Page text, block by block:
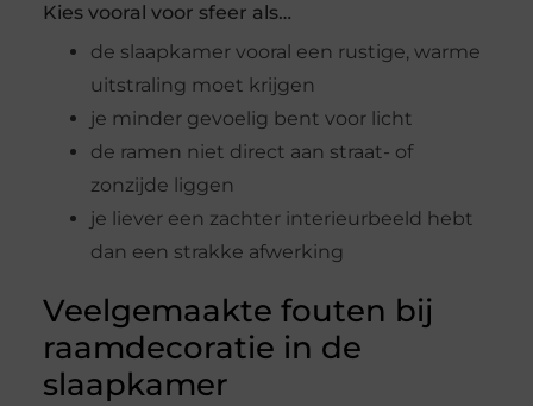
Kies vooral voor sfeer als…
de slaapkamer vooral een rustige, warme
uitstraling moet krijgen
je minder gevoelig bent voor licht
de ramen niet direct aan straat- of
zonzijde liggen
je liever een zachter interieurbeeld hebt
dan een strakke afwerking
Veelgemaakte fouten bij
raamdecoratie in de
slaapkamer